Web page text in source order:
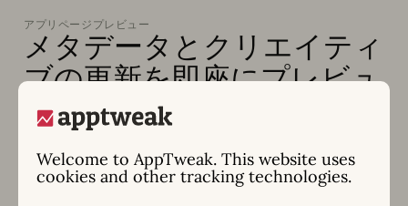
Welcome to AppTweak. This website uses
cookies and other tracking technologies.
アプリページプレビュー
メタデータとクリエイティ
ブの更新を即座にプレビュ
ー
ップロードを行い、アプリストアのライトモードとダ
ークモードでアプリページがどのように表示されるか